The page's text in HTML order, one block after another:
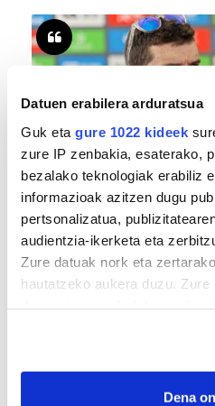
Datuen erabilera arduratsua
Guk eta gure 1022 kideek
zure IP zenbakia, esaterako,
bezalako teknologiak erabiliz
informazioak azitzen dugu
pertsonalizatua,
audientzia-ikerketa eta
Zure datuak nork eta
hautatzeko aukera duzu. Zure
If you allow, we would also
Collect information
Dena
TXIRRINDULARITZA
«Entrenatzen duzun
gehiago motibatzen